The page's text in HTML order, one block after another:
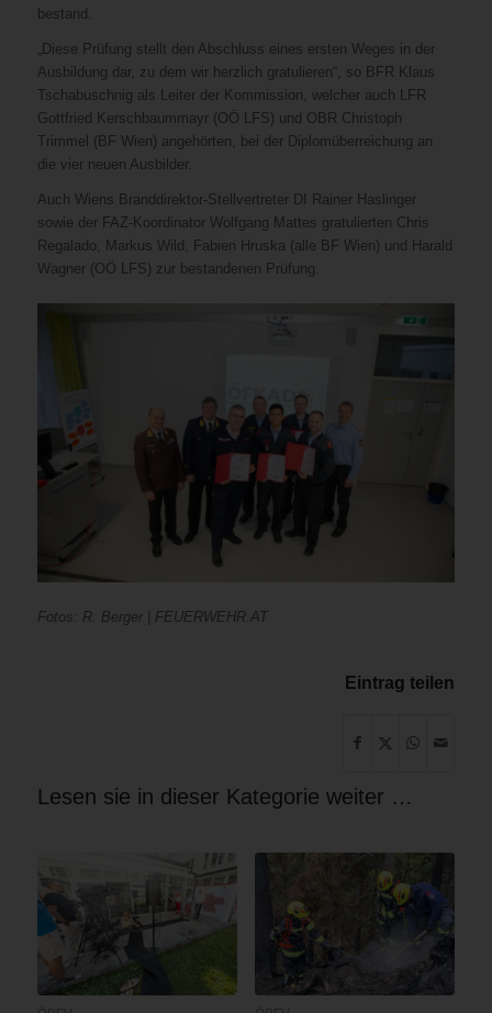
bestand.
„Diese Prüfung stellt den Abschluss eines ersten Weges in der
Ausbildung dar, zu dem wir herzlich gratulieren“, so BFR Klaus
Tschabuschnig als Leiter der Kommission, welcher auch LFR
Gottfried Kerschbaummayr (OÖ LFS) und OBR Christoph
Trimmel (BF Wien) angehörten, bei der Diplomüberreichung an
die vier neuen Ausbilder.
Auch Wiens Branddirektor-Stellvertreter DI Rainer Haslinger
sowie der FAZ-Koordinator Wolfgang Mattes gratulierten Chris
Regalado, Markus Wild, Fabien Hruska (alle BF Wien) und Harald
Wagner (OÖ LFS) zur bestandenen Prüfung.
Fotos: R. Berger | FEUERWEHR.AT
Eintrag teilen
Lesen sie in dieser Kategorie weiter …